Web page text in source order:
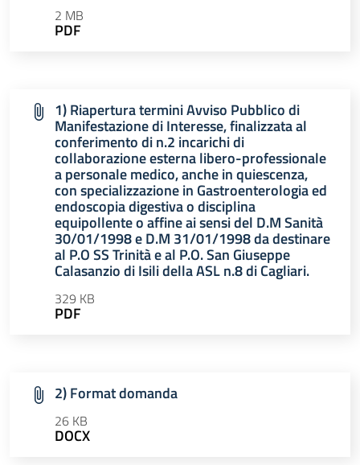
2 MB
PDF
1) Riapertura termini Avviso Pubblico di
Manifestazione di Interesse, finalizzata al
conferimento di n.2 incarichi di
collaborazione esterna libero-professionale
a personale medico, anche in quiescenza,
con specializzazione in Gastroenterologia ed
endoscopia digestiva o disciplina
equipollente o affine ai sensi del D.M Sanità
30/01/1998 e D.M 31/01/1998 da destinare
al P.O SS Trinità e al P.O. San Giuseppe
Calasanzio di Isili della ASL n.8 di Cagliari.
329 KB
PDF
2) Format domanda
26 KB
DOCX